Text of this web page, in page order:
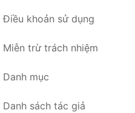
Điều khoản sử dụng
Miễn trừ trách nhiệm
Danh mục
Danh sách tác giả